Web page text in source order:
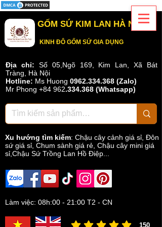
GỐM SỨ KIM LAN HÀ NỘI
KINH ĐÔ GỐM SỨ GIA DỤNG
Địa chỉ: Số 05,Ngõ 169, Kim Lan, Xã Bát
Tràng, Hà Nội
Hotline: Ms Huong 0962.334.368 (Zalo)
Mr Phong +84 962.334.368 (Whatsapp)
Xu hướng tìm kiếm: Chậu cây cảnh giá sỉ Đôn
sứ giá sỉ Chum sành giá rẻ Chậu cây mini giá
sỉ,Chậu Sứ Trồng Lan Hồ Điệp...
Làm việc: 08h:00 - 21:00 T2 - CN
150